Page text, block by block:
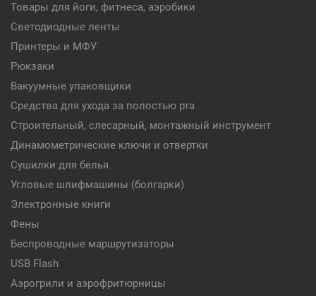
Товары для йоги, фитнеса, аэробики
Светодиодные ленты
Принтеры и МФУ
Рюкзаки
Вакуумные упаковщики
Средства для ухода за полостью рта
Строительный, слесарный, монтажный инструмент
Динамометрические ключи и отвертки
Сушилки для белья
Угловые шлифмашины (болгарки)
Электронные книги
Фены
Беспроводные маршрутизаторы
USB Flash
Аэрогрили и аэрофритюрницы